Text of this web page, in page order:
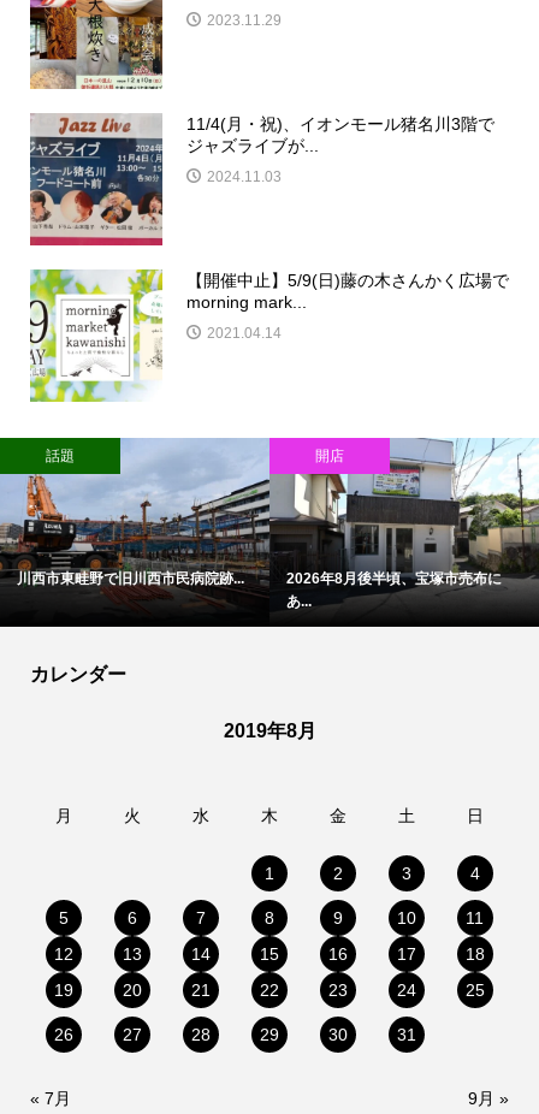
2023.11.29
11/4(月・祝)、イオンモール猪名川3階で
ジャズライブが...
2024.11.03
【開催中止】5/9(日)藤の木さんかく広場で
morning mark...
2021.04.14
話題
川西市東畦野で旧川西市民病院跡...
開店
2026年8月後半頃、宝塚市売布に
あ...
カレンダー
2019年8月
月 火 水 木 金 土 日
1 2 3 4
5 6 7 8 9 10
11
12
13 14 15 16 17
18
19
20 21 22 23 24 25
26 27 28 29 30 31
« 7月 9月 »